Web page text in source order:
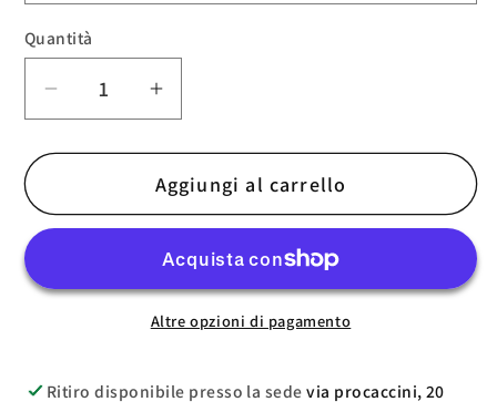
Quantità
Quantità
Diminuisci
per
Coprilegno
Aumenta
per
Lascar
Coprilegno
Aggiungi al carrello
Altre opzioni di pagamento
Ritiro disponibile presso la sedevia procaccini, 20